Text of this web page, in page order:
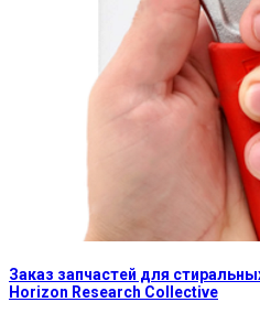
Заказ запчастей для
Horizon Research Collective